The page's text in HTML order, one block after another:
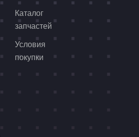
Каталог
запчастей
Условия
покупки